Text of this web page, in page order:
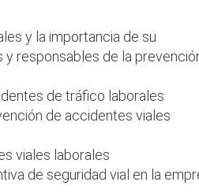
y la importancia de su
y responsables de la
de tráfico laborales
de accidentes viales
viales laborales
de seguridad vial en la